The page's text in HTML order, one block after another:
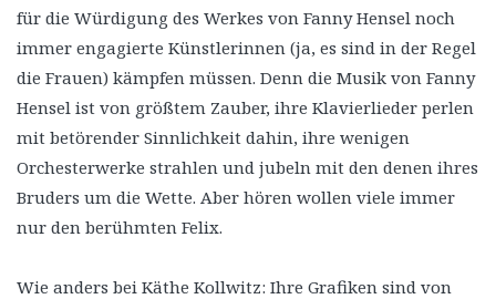
für die Würdigung des Werkes von Fanny Hensel noch
immer engagierte Künstlerinnen (ja, es sind in der Regel
die Frauen) kämpfen müssen. Denn die Musik von Fanny
Hensel ist von größtem Zauber, ihre Klavierlieder perlen
mit betörender Sinnlichkeit dahin, ihre wenigen
Orchesterwerke strahlen und jubeln mit den denen ihres
Bruders um die Wette. Aber hören wollen viele immer
nur den berühmten Felix.
Wie anders bei Käthe Kollwitz: Ihre Grafiken sind von